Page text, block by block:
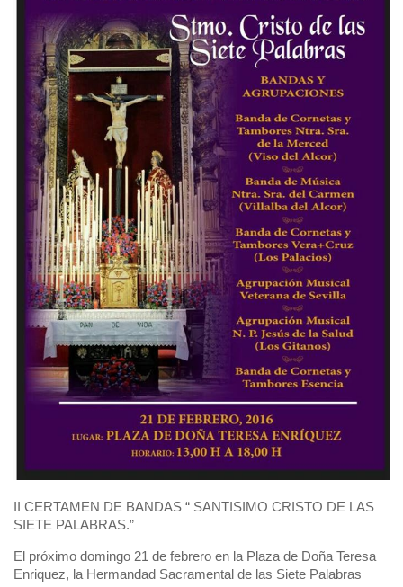
II CERTAMEN DE BANDAS “ SANTISIMO CRISTO DE LAS
SIETE PALABRAS.”
El próximo domingo 21 de febrero en la Plaza de Doña Teresa
Enriquez, la Hermandad Sacramental de las Siete Palabras